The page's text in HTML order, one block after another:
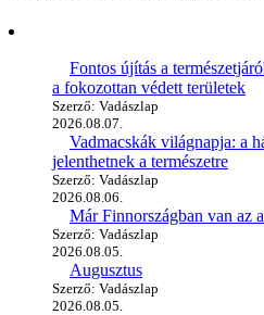
Fontos újítás a
a fokozottan védett területek
Szerző: Vadászlap
2026.08.07.
Vadmacskák világnapja: a
jelenthetnek a természetre
Szerző: Vadászlap
2026.08.06.
Már Finnországban van az
Szerző: Vadászlap
2026.08.05.
Augusztus
Szerző: Vadászlap
2026.08.05.